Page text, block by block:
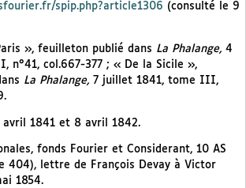
spip.php?article1306 (consulté le 9
», feuilleton publié dans La Phalange, 4
n°41, col.667-377 ; « De la Sicile »,
La Phalange, 7 juillet 1841, tome III,
avril 1841 et 8 avril 1842.
fonds Fourier et Considerant, 10 AS
404), lettre de François Devay à Victor
1854.